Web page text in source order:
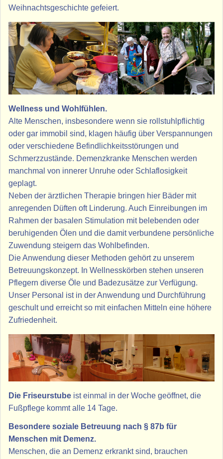
Weihnachtsgeschichte gefeiert.
Wellness und Wohlfühlen.
Alte Menschen, insbesondere wenn sie rollstuhlpflichtig
oder gar immobil sind, klagen häufig über Verspannungen
oder verschiedene Befindlichkeitsstörungen und
Schmerzzustände. Demenzkranke Menschen werden
manchmal von innerer Unruhe oder Schlaflosigkeit
geplagt.
Neben der ärztlichen Therapie bringen hier Bäder mit
anregenden Düften oft Linderung. Auch Einreibungen im
Rahmen der basalen Stimulation mit belebenden oder
beruhigenden Ölen und die damit verbundene persönliche
Zuwendung steigern das Wohlbefinden.
Die Anwendung dieser Methoden gehört zu unserem
Betreuungskonzept. In Wellnesskörben stehen unseren
Pflegern diverse Öle und Badezusätze zur Verfügung.
Unser Personal ist in der Anwendung und Durchführung
geschult und erreicht so mit einfachen Mitteln eine höhere
Zufriedenheit.
Die Friseurstube ist einmal in der Woche geöffnet, die
Fußpflege kommt alle 14 Tage.
Besondere soziale Betreuung nach § 87b für
Menschen mit Demenz.
Menschen, die an Demenz erkrankt sind, brauchen